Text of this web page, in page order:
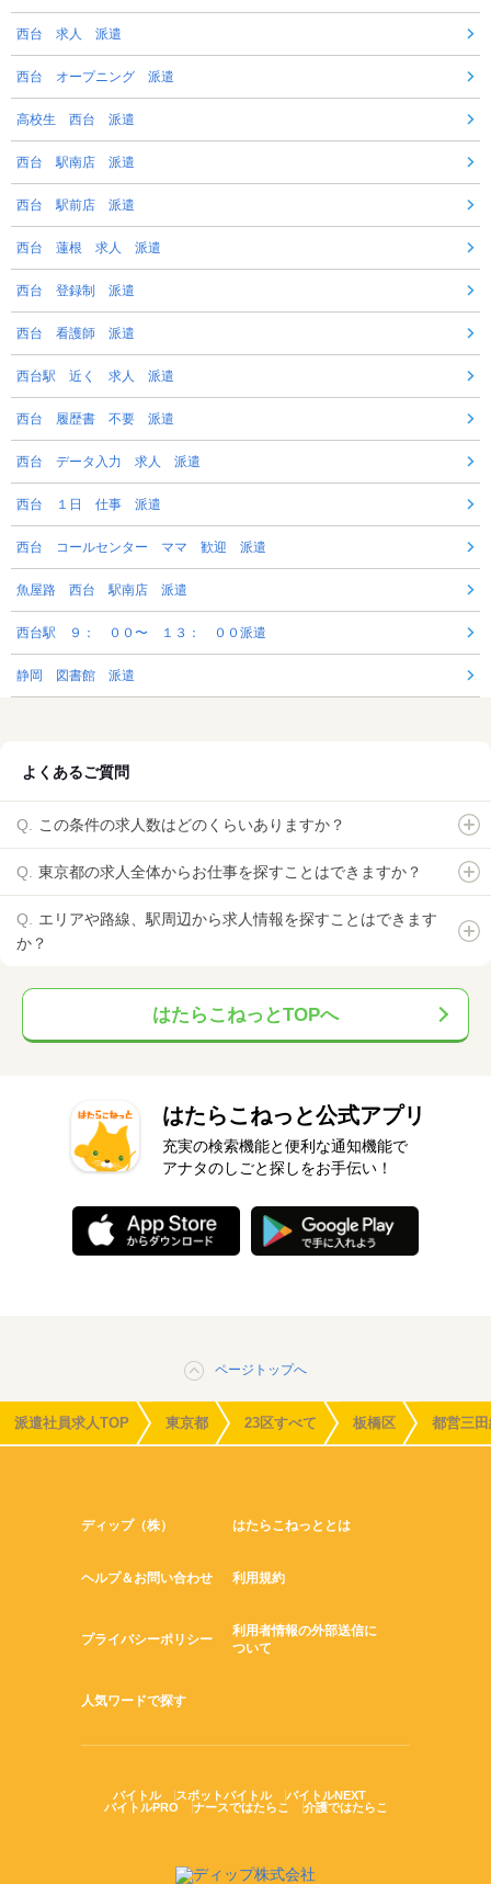
西台 求人 派遣
西台 オープニング 派遣
高校生 西台 派遣
西台 駅南店 派遣
西台 駅前店 派遣
西台 蓮根 求人 派遣
西台 登録制 派遣
西台 看護師 派遣
西台駅 近く 求人 派遣
西台 履歴書 不要 派遣
西台 データ入力 求人 派遣
西台 １日 仕事 派遣
西台 コールセンター ママ 歓迎 派遣
魚屋路 西台 駅南店 派遣
西台駅 ９： ００〜 １３： ００派遣
静岡 図書館 派遣
よくあるご質問
この条件の求人数はどのくらいありますか？
東京都の求人全体からお仕事を探すことはできますか？
エリアや路線、駅周辺から求人情報を探すことはできます
か？
はたらこねっとTOPへ
はたらこねっと公式アプリ
充実の検索機能と便利な通知機能で
アナタのしごと探しをお手伝い！
ページトップへ
派遣社員求人TOP 東京都 23区すべて 板橋区 都営三
ディップ（株） はたらこねっととは
ヘルプ＆お問い合わせ 利用規約
プライバシーポリシー
利用者情報の外部送信に
ついて
人気ワードで探す
バイトル スポットバイトル
バイトルNEXT
バイトルPRO
ナースではたらこ 介護ではたらこ